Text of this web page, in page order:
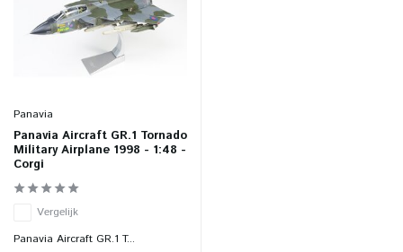
Panavia
Panavia Aircraft GR.1 Tornado
Military Airplane 1998 - 1:48 -
Corgi
Vergelijk
Panavia Aircraft GR.1 T...